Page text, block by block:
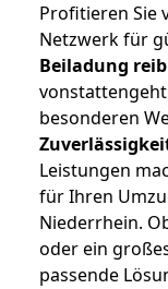
Profitieren Sie
Netzwerk für
Beiladung
besonderen
Leistungen
für Ihren
Niederrhein.
oder ein
passende